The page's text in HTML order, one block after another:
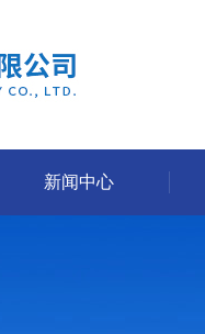
新闻中心